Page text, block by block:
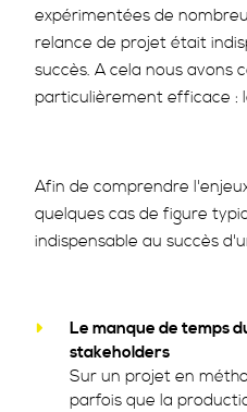
expérimentées de
relance de projet était
succès. A cela nous avons
particulièrement efficace :
Afin de comprendre
quelques cas de figure
indispensable au succès
Le manque de temps
stakeholders
Sur un projet en
parfois que la